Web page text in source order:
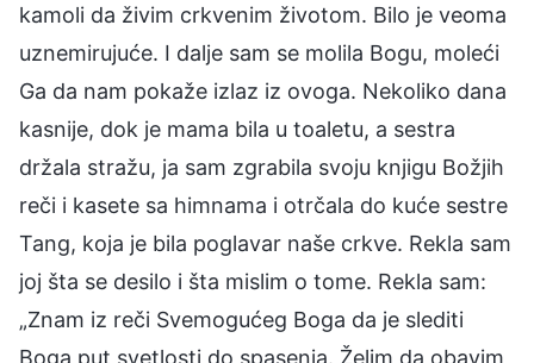
kamoli da živim crkvenim životom. Bilo je veoma
uznemirujuće. I dalje sam se molila Bogu, moleći
Ga da nam pokaže izlaz iz ovoga. Nekoliko dana
kasnije, dok je mama bila u toaletu, a sestra
držala stražu, ja sam zgrabila svoju knjigu Božjih
reči i kasete sa himnama i otrčala do kuće sestre
Tang, koja je bila poglavar naše crkve. Rekla sam
joj šta se desilo i šta mislim o tome. Rekla sam:
„Znam iz reči Svemogućeg Boga da je slediti
Boga put svetlosti do spasenja. Želim da obavim